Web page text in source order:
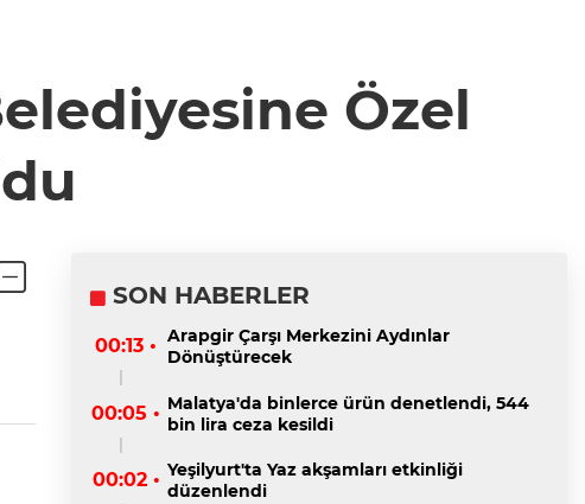
Özel
SON HABERLER
00:13 • Arapgir Çarşı Merkezini Aydınlar
Dönüştürecek
00:05 • Malatya'da binlerce ürün denetlendi, 544
bin lira ceza kesildi
00:02 • Yeşilyurt'ta Yaz akşamları etkinliği
düzenlendi